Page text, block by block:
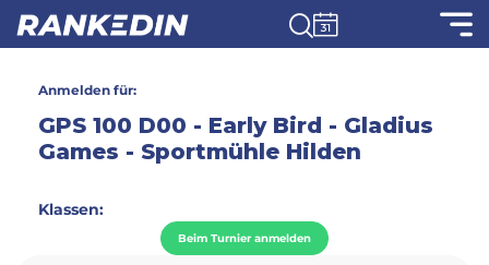
Anmelden für:
GPS 100 D00 - Early Bird - Gladius
Games - Sportmühle Hilden
Klassen:
Beim Turnier anmelden